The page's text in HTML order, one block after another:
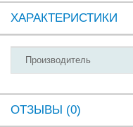
ХАРАКТЕРИСТИКИ
Производитель
ОТЗЫВЫ (0)